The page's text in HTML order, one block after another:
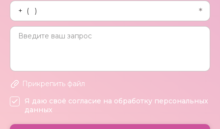
Прикрепить файл
Я даю своё согласие на обработку персональных
данных